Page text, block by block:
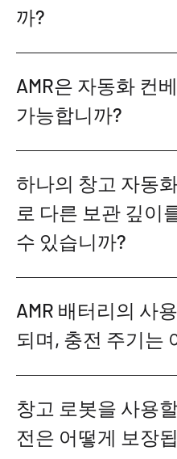
까?
AMR은 자동화 컨
가능합니까?
하나의 창고 자동
로 다른 보관 깊이
수 있습니까?
AMR 배터리의 사
되며, 충전 주기는
창고 로봇을 사용
전은 어떻게 보장